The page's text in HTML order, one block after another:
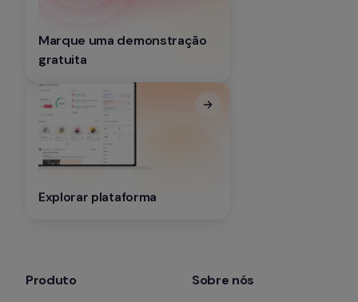
Marque uma demonstração
gratuita
Explorar plataforma
Produto Sobre nós